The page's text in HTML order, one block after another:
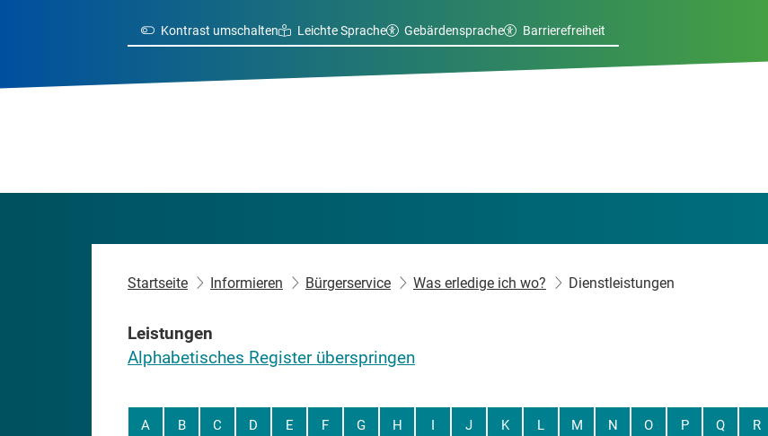
Kontrast umschalten Leichte Sprache Gebärdensprache Barrierefreiheit
Startseite Informieren Bürgerservice Was erledige ich wo? Dienstleistungen
Leistungen
Alphabetisches Register überspringen
A B C D E F G H I J K L M N O P Q R